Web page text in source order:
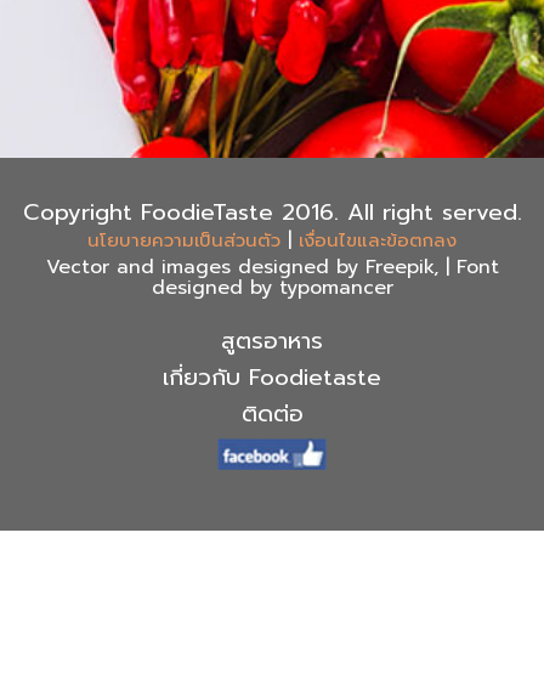
Copyright FoodieTaste 2016. All right served.
นโยบายความเป็นส่วนตัว | เงื่อนไขและข้อตกลง
Vector and images designed by Freepik, | Font
designed by typomancer
สูตรอาหาร
เกี่ยวกับ Foodietaste
ติดต่อ